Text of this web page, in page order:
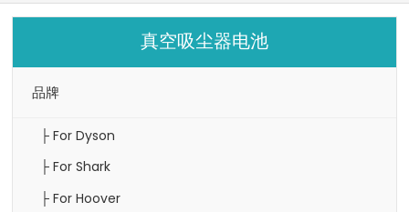
真空吸尘器电池
品牌
├ For Dyson
├ For Shark
├ For Hoover